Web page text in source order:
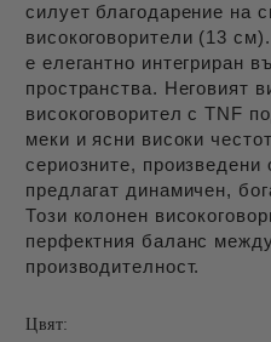
силует благодарение на
високоговорители (13
е елегантно интегриран
пространства. Неговият
високоговорител с TNF
меки и ясни високи
сериозните,
предлагат динамичен,
Този колонен
перфектния баланс
производителност.
Цвят: